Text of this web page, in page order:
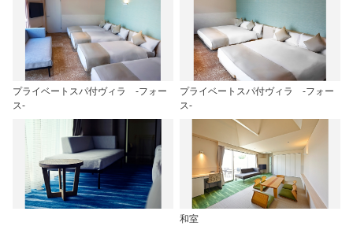
プライベートスパ付ヴィラ -フォー
ス‐
プライベートスパ付ヴィラ -フォー
ス‐
和室